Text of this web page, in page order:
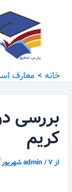
خانه معارف
بررسی
کریم
از admin/۷ شهریور ّ ۱۳۹۵